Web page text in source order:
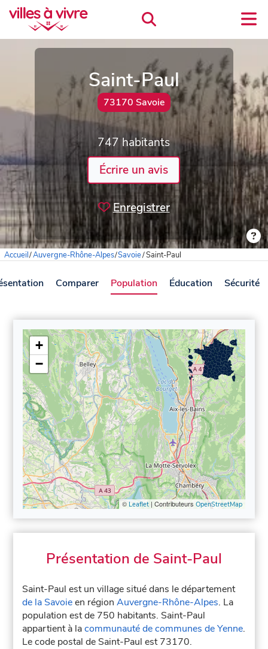
Saint-Paul
73170 Savoie
747 habitants
Écrire un avis
Enregistrer
Accueil/Auvergne-Rhône-Alpes/Savoie/Saint-Paul
Comparer Population Éducation Sécurité
+
−
© Leaflet| Contributeurs OpenStreetMap
Présentation de Saint-Paul
Saint-Paul est un village situé dans le département
de la Savoieen régionAuvergne-Rhône-Alpes. La
population est de 750 habitants. Saint-Paul
appartient à lacommunauté de communes de Yenne.
Le code postal de Saint-Paul est 73170.